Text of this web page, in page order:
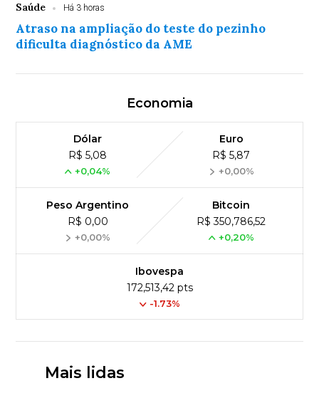
Saúde Há 3 horas
Atraso na ampliação do teste do pezinho
dificulta diagnóstico da AME
Economia
Dólar
R$ 5,08
+0,04%
Euro
R$ 5,87
+0,00%
Peso Argentino
R$ 0,00
+0,00%
Bitcoin
R$ 350,786,52
+0,20%
Ibovespa
172,513,42 pts
-1.73%
Mais lidas